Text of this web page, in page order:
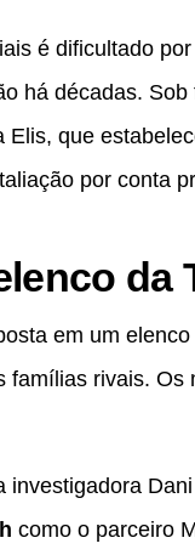
é dificultado
há décadas.
que
por conta
da
em um
famílias rivais.
investigadora Dani
como o parceiro